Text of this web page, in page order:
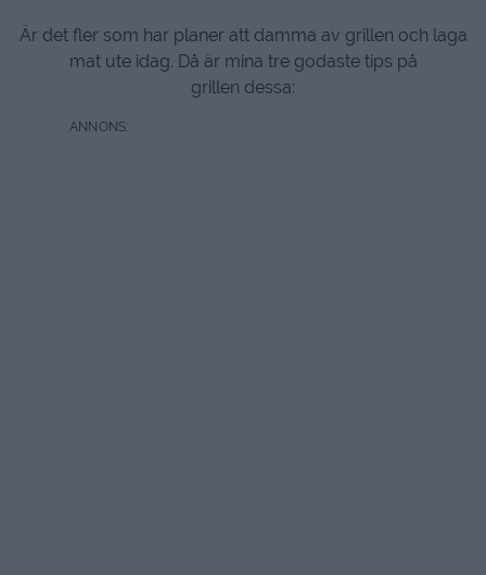
Är det fler som har planer att damma av grillen och laga
mat ute idag. Då är mina tre godaste tips på
grillen dessa: